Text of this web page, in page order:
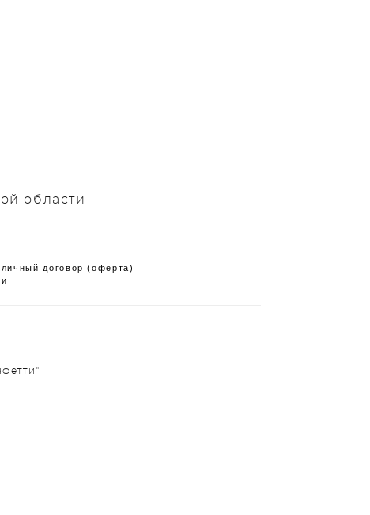
области
договор (оферта)